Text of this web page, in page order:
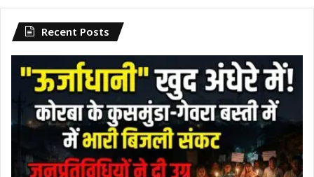
Recent Posts